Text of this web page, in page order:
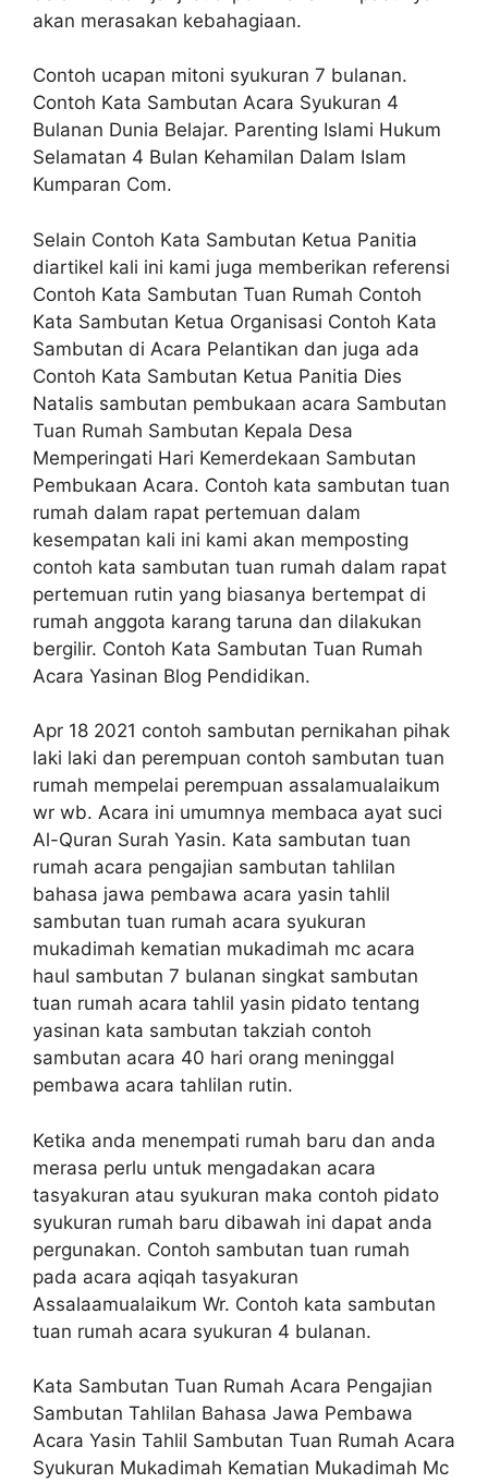
akan merasakan kebahagiaan.
Contoh ucapan mitoni syukuran 7 bulanan.
Contoh Kata Sambutan Acara Syukuran 4
Bulanan Dunia Belajar. Parenting Islami Hukum
Selamatan 4 Bulan Kehamilan Dalam Islam
Kumparan Com.
Selain Contoh Kata Sambutan Ketua Panitia
diartikel kali ini kami juga memberikan referensi
Contoh Kata Sambutan Tuan Rumah Contoh
Kata Sambutan Ketua Organisasi Contoh Kata
Sambutan di Acara Pelantikan dan juga ada
Contoh Kata Sambutan Ketua Panitia Dies
Natalis sambutan pembukaan acara Sambutan
Tuan Rumah Sambutan Kepala Desa
Memperingati Hari Kemerdekaan Sambutan
Pembukaan Acara. Contoh kata sambutan tuan
rumah dalam rapat pertemuan dalam
kesempatan kali ini kami akan memposting
contoh kata sambutan tuan rumah dalam rapat
pertemuan rutin yang biasanya bertempat di
rumah anggota karang taruna dan dilakukan
bergilir. Contoh Kata Sambutan Tuan Rumah
Acara Yasinan Blog Pendidikan.
Apr 18 2021 contoh sambutan pernikahan pihak
laki laki dan perempuan contoh sambutan tuan
rumah mempelai perempuan assalamualaikum
wr wb. Acara ini umumnya membaca ayat suci
Al-Quran Surah Yasin. Kata sambutan tuan
rumah acara pengajian sambutan tahlilan
bahasa jawa pembawa acara yasin tahlil
sambutan tuan rumah acara syukuran
mukadimah kematian mukadimah mc acara
haul sambutan 7 bulanan singkat sambutan
tuan rumah acara tahlil yasin pidato tentang
yasinan kata sambutan takziah contoh
sambutan acara 40 hari orang meninggal
pembawa acara tahlilan rutin.
Ketika anda menempati rumah baru dan anda
merasa perlu untuk mengadakan acara
tasyakuran atau syukuran maka contoh pidato
syukuran rumah baru dibawah ini dapat anda
pergunakan. Contoh sambutan tuan rumah
pada acara aqiqah tasyakuran
Assalaamualaikum Wr. Contoh kata sambutan
tuan rumah acara syukuran 4 bulanan.
Kata Sambutan Tuan Rumah Acara Pengajian
Sambutan Tahlilan Bahasa Jawa Pembawa
Acara Yasin Tahlil Sambutan Tuan Rumah Acara
Syukuran Mukadimah Kematian Mukadimah Mc